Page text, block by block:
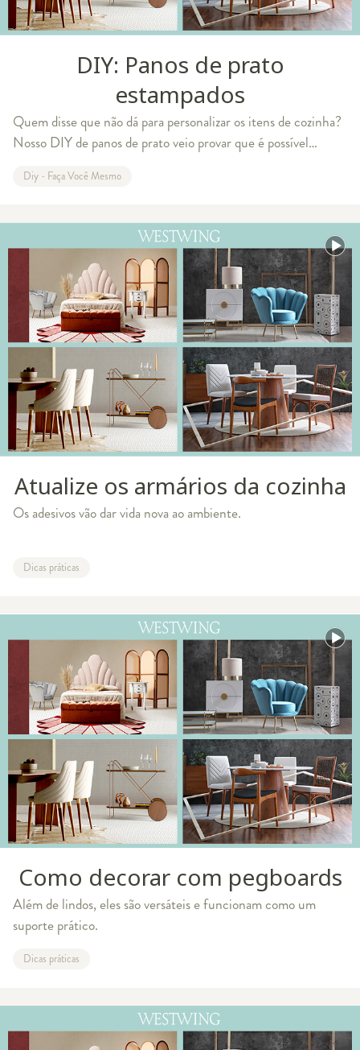
DIY: Panos de prato
estampados
Quem disse que não dá para personalizar os itens de cozinha?
Nosso DIY de panos de prato veio provar que é possível
alegre e personalizado. Q
Diy - Faça Você Mesmo
Atualize os armários da cozinha
Os adesivos vão dar vida nova ao ambiente.
Dicas práticas
Como decorar com pegboards
Além de lindos, eles são versáteis e funcionam como um
suporte prático.
Dicas práticas